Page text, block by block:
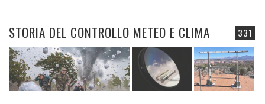
331
STORIA DEL CONTROLLO METEO E CLIMA